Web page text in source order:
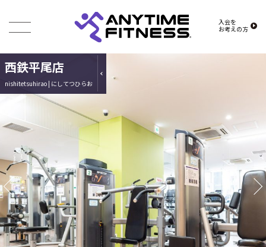
入会を
お考えの方
西鉄平尾店
nishitetsuhirao | にしてつひらお